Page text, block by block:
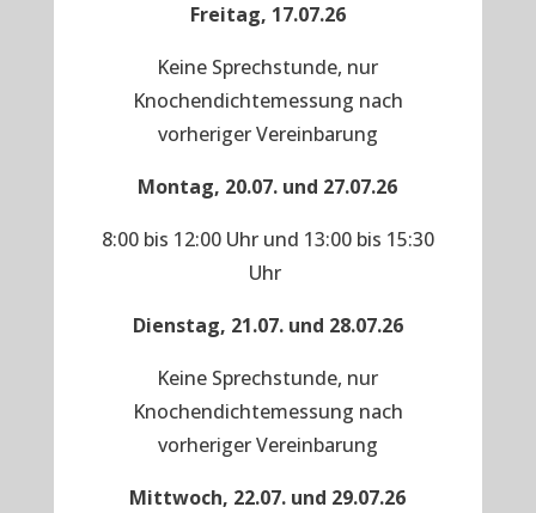
Freitag, 17.07.26
Keine Sprechstunde, nur
Knochendichtemessung nach
vorheriger Vereinbarung
Montag, 20.07. und 27.07.26
8:00 bis 12:00 Uhr und 13:00 bis 15:30
Uhr
Dienstag, 21.07. und 28.07.26
Keine Sprechstunde, nur
Knochendichtemessung nach
vorheriger Vereinbarung
Mittwoch, 22.07. und 29.07.26